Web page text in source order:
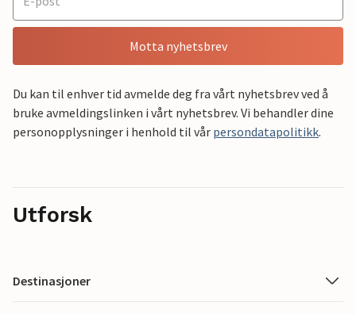
Motta nyhetsbrev
Du kan til enhver tid avmelde deg fra vårt nyhetsbrev ved å
bruke avmeldingslinken i vårt nyhetsbrev. Vi behandler dine
personopplysninger i henhold til vår persondatapolitikk.
Utforsk
Destinasjoner